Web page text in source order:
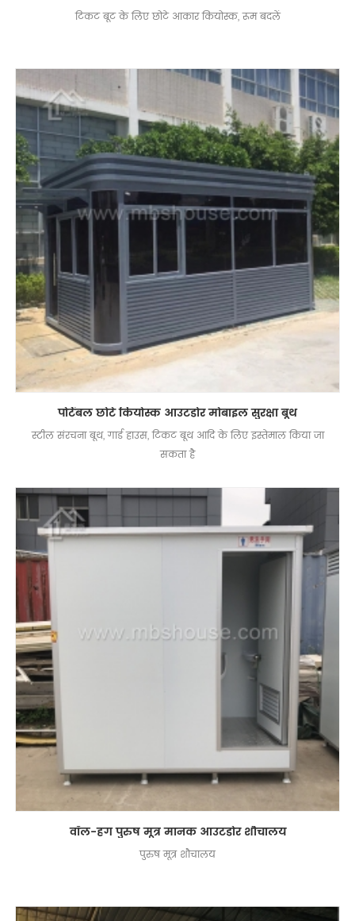
टिकट बूट के लिए छोटे आकार कियोस्क, रूम बदलें
पोर्टेबल छोटे कियोस्क आउटडोर मोबाइल सुरक्षा बूथ
स्टील संरचना बूथ, गार्ड हाउस, टिकट बूथ आदि के लिए इस्तेमाल किया जा
सकता है
वॉल-हंग पुरुष मूत्र मानक आउटडोर शौचालय
पुरुष मूत्र शौचालय